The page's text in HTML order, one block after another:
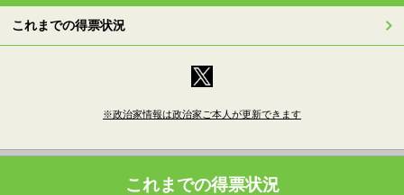
これまでの得票状況
※政治家情報は政治家ご本人が更新できます
これまでの得票状況